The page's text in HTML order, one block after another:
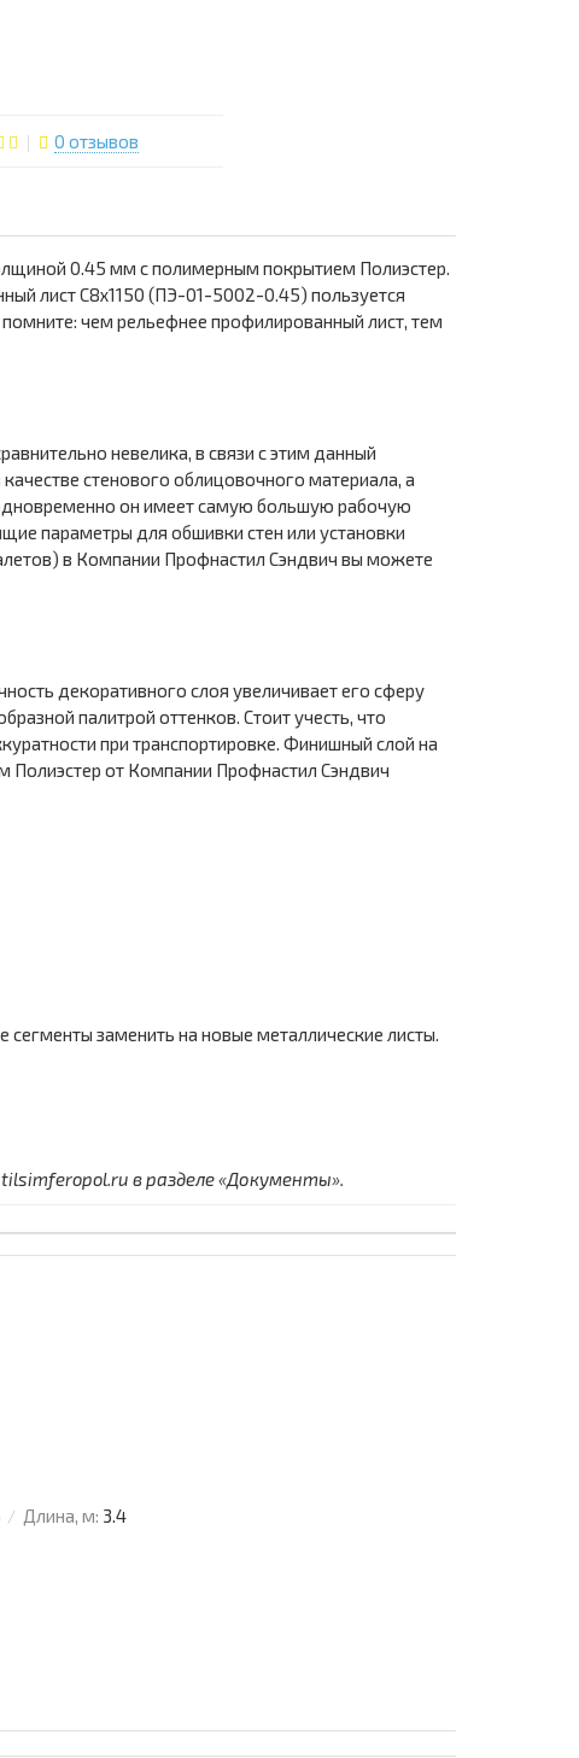
0 отзывов
0.45 мм с полимерным покрытием Полиэстер.
лист С8х1150 (ПЭ-01-5002-0.45) пользуется
чем рельефнее профилированный лист, тем
невелика, в связи с этим данный
стенового облицовочного материала, а
он имеет самую большую рабочую
параметры для обшивки стен или установки
в Компании Профнастил Сэндвич вы можете
декоративного слоя увеличивает его сферу
палитрой оттенков. Стоит учесть, что
при транспортировке. Финишный слой на
Полиэстер от Компании Профнастил Сэндвич
заменить на новые металлические листы.
в разделе «Документы».
Длина, м: 3.4